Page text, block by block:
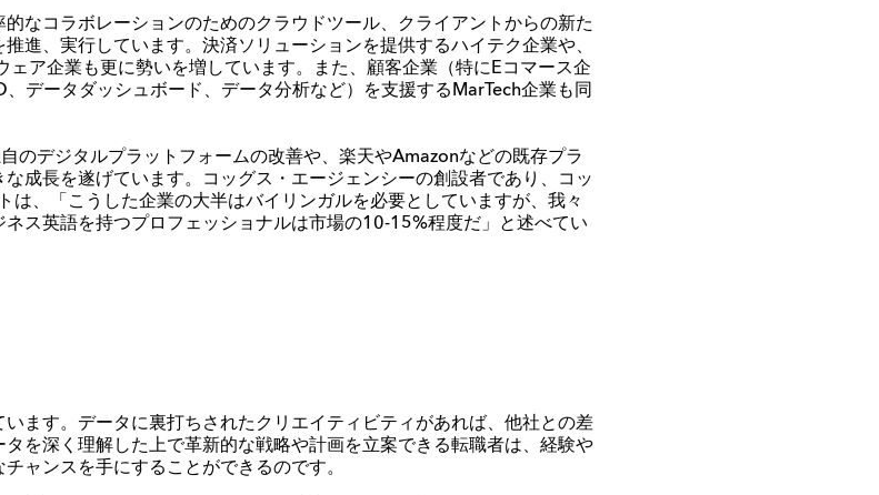
なコラボレーションのためのクラウドツール、クライアントからの新た
推進、実行しています。決済ソリューションを提供するハイテク企業や、
ェア企業も更に勢いを増してい ます。また、顧客企業（特に Eコマース企
、データダッシュボード、データ分析など）を支援する MarTech企業も同
のデジタルプラットフォームの改善や、楽天やAmazonなどの既存プラ
成長を遂げています。
コ ッグス ・エージェンシーの創設者であり、 コ ッ
は、「こうした企業の大半はバイリンガルを必要としていますが、我々
ス英語を持つプロフェッショナルは市場の10-15%程度だ」と述べてい
ます。データに裏打ちされたクリエイティビティがあれば、他社との差
を深く理解した上で革新的な戦略や計画を立案できる転職者は、経験や
ャンスを手にすることができるのです。